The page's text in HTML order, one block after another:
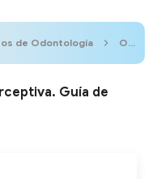
de Odontología Odontobebe
Guía de